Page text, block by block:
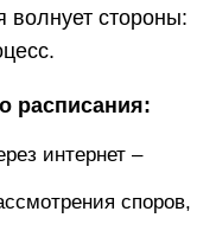
волнует стороны:
расписания:
интернет –
споров,